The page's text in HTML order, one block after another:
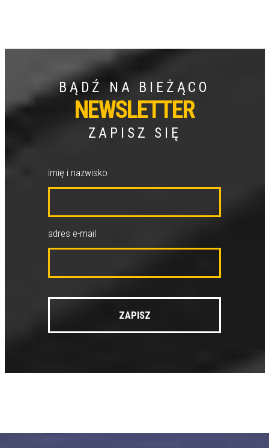
BĄDŹ NA BIEŻĄCO
NEWSLETTER
ZAPISZ SIĘ
imię i nazwisko
adres e-mail